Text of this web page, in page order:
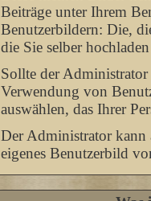
Beiträge unter Ihrem
Benutzerbildern: Die,
die Sie selber
Sollte der
Verwendung von
auswählen, das Ihrer
Der Administrator kann
eigenes Benutzerbild